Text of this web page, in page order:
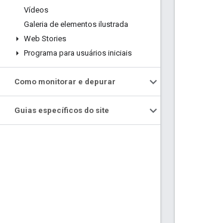
Vídeos
Galeria de elementos ilustrada
Web Stories
Programa para usuários iniciais
Como monitorar e depurar
Guias específicos do site